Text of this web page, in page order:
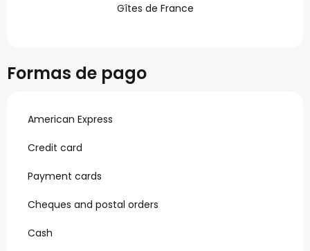
Gîtes de France
Formas de pago
American Express
Credit card
Payment cards
Cheques and postal orders
Cash